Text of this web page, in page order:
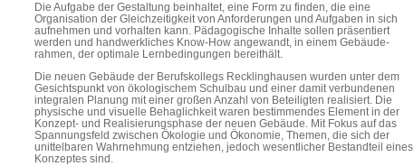
Die Aufgabe der Gestaltung beinhaltet, eine Form zu finden, die eine
Organisation der Gleichzeitigkeit von Anforderungen und Aufgaben in sich
aufnehmen und vorhalten kann. Pädagogische Inhalte sollen präsentiert
werden und handwerkliches Know-How angewandt, in einem Gebäude-
rahmen, der optimale Lernbedingungen bereithält.
Die neuen Gebäude der Berufskollegs Recklinghausen wurden unter dem
Gesichtspunkt von ökologischem Schulbau und einer damit verbundenen
integralen Planung mit einer großen Anzahl von Beteiligten realisiert. Die
physische und visuelle Behaglichkeit waren bestimmendes Element in der
Konzept- und Realisierungsphase der neuen Gebäude. Mit Fokus auf das
Spannungsfeld zwischen Ökologie und Ökonomie, Themen, die sich der
unittelbaren Wahrnehmung entziehen, jedoch wesentlicher Bestandteil eines
Konzeptes sind.